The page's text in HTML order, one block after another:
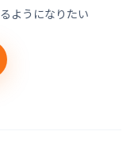
ようになりたい